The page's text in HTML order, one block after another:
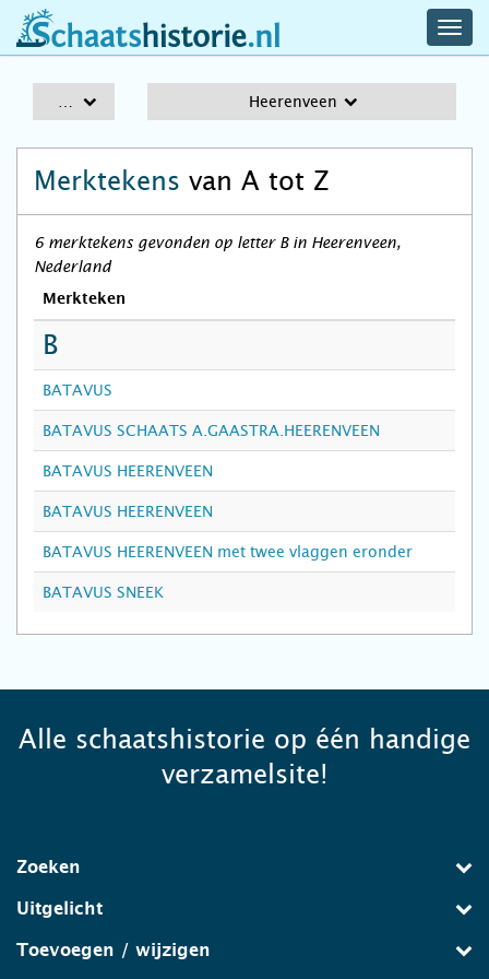
schaatshistorie.nl
Heerenveen
Merktekens van A tot Z
6 merktekens gevonden op letter B in Heerenveen,
Nederland
Merkteken
B
BATAVUS
BATAVUS SCHAATS A.GAASTRA.HEERENVEEN
BATAVUS HEERENVEEN
BATAVUS HEERENVEEN
BATAVUS HEERENVEEN met twee vlaggen eronder
BATAVUS SNEEK
Alle schaatshistorie op één handige
verzamelsite!
Zoeken
Uitgelicht
Toevoegen / wijzigen